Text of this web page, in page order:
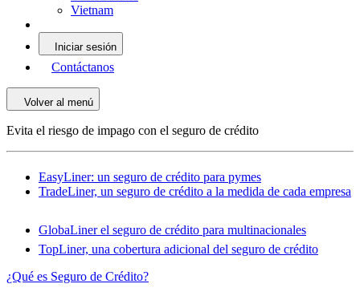
Vietnam
Iniciar sesión
Contáctanos
Volver al menú
Evita el riesgo de impago con el seguro de crédito
EasyLiner: un seguro de crédito para pymes
TradeLiner, un seguro de crédito a la medida de cada empresa
GlobaLiner el seguro de crédito para multinacionales
TopLiner, una cobertura adicional del seguro de crédito
¿Qué es Seguro de Crédito?